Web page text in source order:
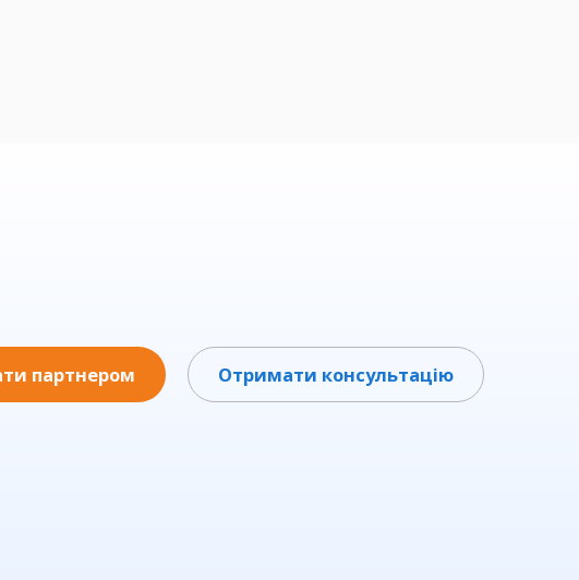
партнером Отримати консультацію